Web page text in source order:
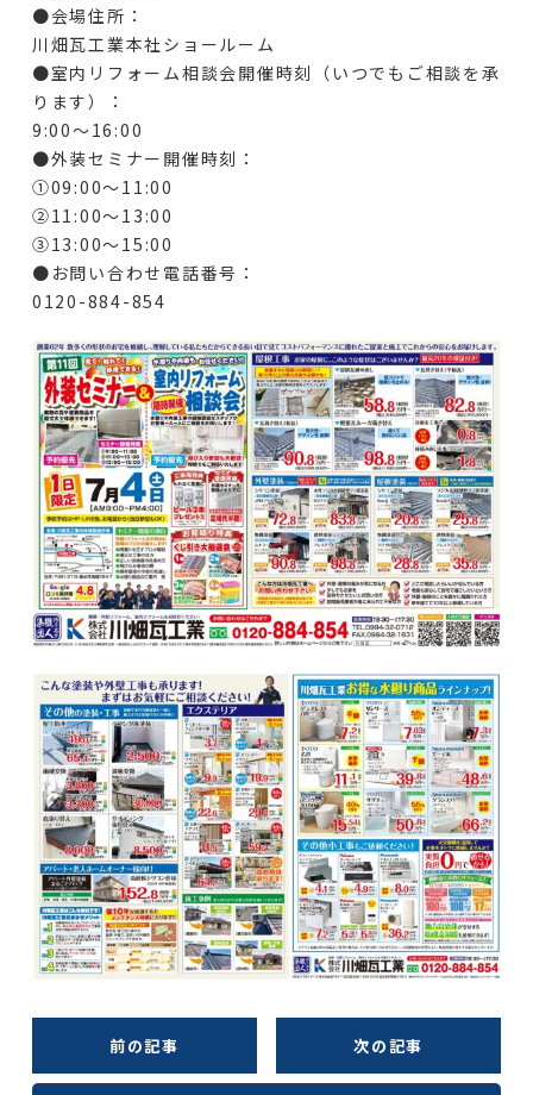
●会場住所：
川畑瓦工業本社ショールーム
●室内リフォーム相談会開催時刻（いつでもご相談を承
ります）：
9:00～16:00
●外装セミナー開催時刻：
➀09:00～11:00
➁11:00～13:00
③13:00～15:00
●お問い合わせ電話番号：
0120-884-854
前の記事 次の記事